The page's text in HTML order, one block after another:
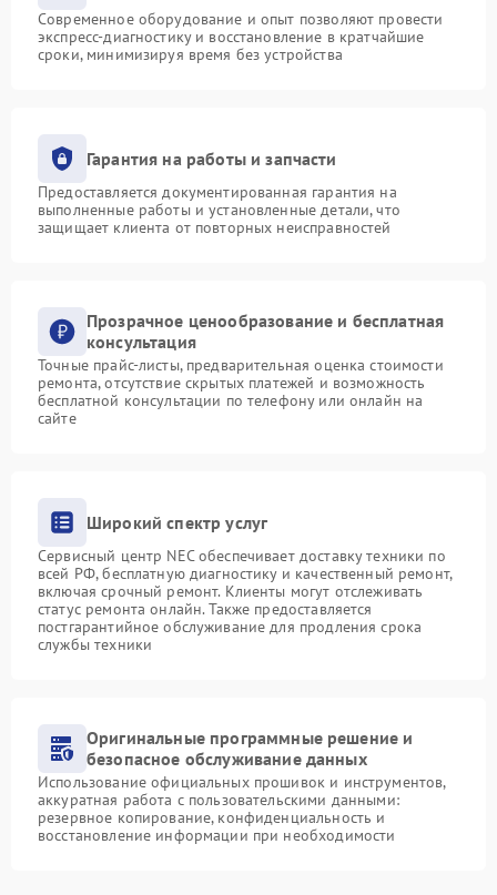
Современное оборудование и опыт позволяют провести
экспресс-диагностику и восстановление в кратчайшие
сроки, минимизируя время без устройства
Гарантия на работы и запчасти
Предоставляется документированная гарантия на
выполненные работы и установленные детали, что
защищает клиента от повторных неисправностей
Прозрачное ценообразование и бесплатная
консультация
Точные прайс-листы, предварительная оценка стоимости
ремонта, отсутствие скрытых платежей и возможность
бесплатной консультации по телефону или онлайн на
сайте
Широкий спектр услуг
Сервисный центр NEC обеспечивает доставку техники по
всей РФ, бесплатную диагностику и качественный ремонт,
включая срочный ремонт. Клиенты могут отслеживать
статус ремонта онлайн. Также предоставляется
постгарантийное обслуживание для продления срока
службы техники
Оригинальные программные решение и
безопасное обслуживание данных
Использование официальных прошивок и инструментов,
аккуратная работа с пользовательскими данными:
резервное копирование, конфиденциальность и
восстановление информации при необходимости